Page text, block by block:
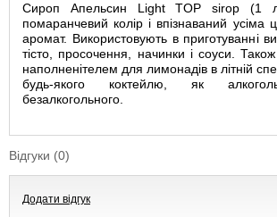
Сироп Апельсин Light TOP sirop (1
помаранчевий колір і впізнаваний усіма
аромат. Використовують в приготуванні
тісто, просочення, начинки і соуси.
наполненітелем для лимонадів в літній
будь-якого коктейлю, як
безалкогольного.
Відгуки (0)
Додати відгук